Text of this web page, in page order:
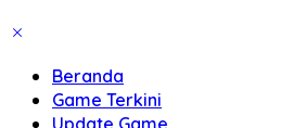
Beranda
Game Terkini
Update Game